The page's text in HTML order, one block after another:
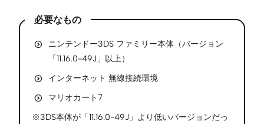
必要なもの
ニンテンドー3DS ファミリー本体（バージョン
「11.16.0-49J」以上）
インターネット 無線接続環境
マリオカート7
※3DS本体が「11.16.0-49J」より低いバージョンだっ